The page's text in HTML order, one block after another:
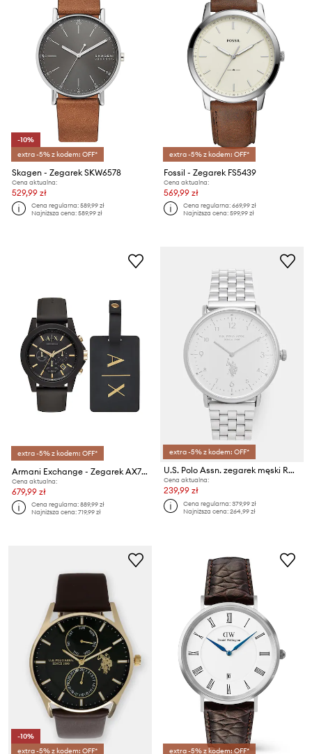
-10%
extra -5% z kodem: OFF*
Skagen - Zegarek SKW6578
Cena aktualna:
529,99 zł
Cena regularna:589,99 zł
Najniższa cena:589,99 zł
extra -5% z kodem: OFF*
Fossil - Zegarek FS5439
Cena aktualna:
569,99 zł
Cena regularna:669,99 zł
Najniższa cena:599,99 zł
extra -5% z kodem: OFF*
Armani Exchange - Zegarek AX7105
Cena aktualna:
679,99 zł
Cena regularna:889,99 zł
Najniższa cena:719,99 zł
extra -5% z kodem: OFF*
U.S. Polo Assn. zegarek męski ROYAL
Cena aktualna:
239,99 zł
Cena regularna:379,99 zł
Najniższa cena:264,99 zł
-10%
extra -5% z kodem: OFF*
extra -5% z kodem: OFF*